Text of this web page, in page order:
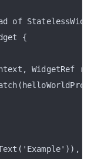
of
{
WidgetRef